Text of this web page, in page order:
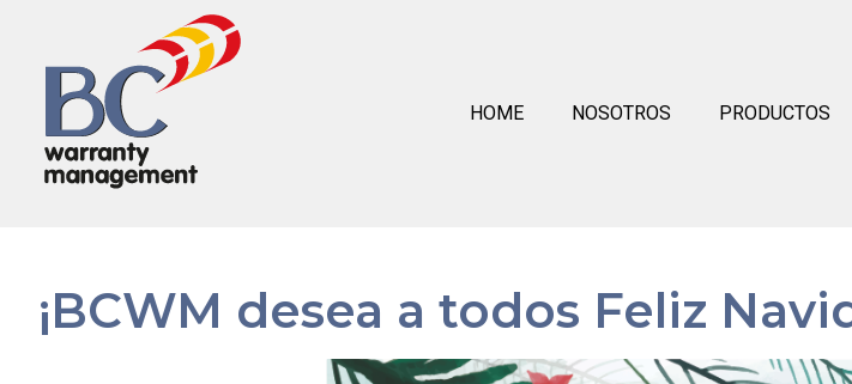
HOME NOSOTROS PRODUCTOS
¡BCWM desea a todos Feliz